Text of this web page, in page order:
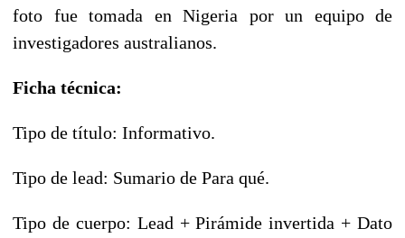
foto fue tomada en Nigeria por un equipo de
investigadores australianos.
Ficha técnica:
Tipo de título: Informativo.
Tipo de lead: Sumario de Para qué.
Tipo de cuerpo: Lead + Pirámide invertida + Dato